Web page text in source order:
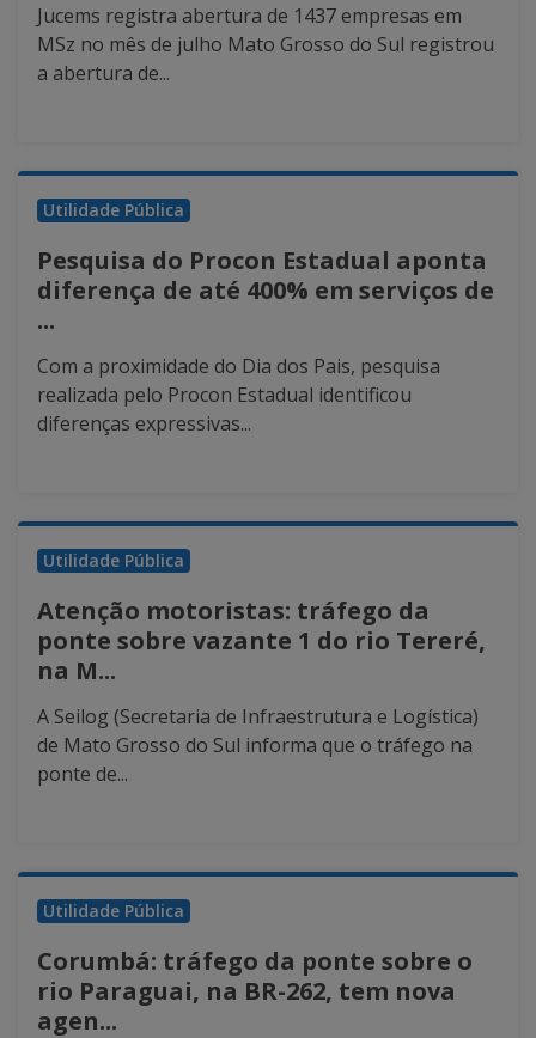
Jucems registra abertura de 1437 empresas em
MSz no mês de julho Mato Grosso do Sul registrou
a abertura de...
Utilidade Pública
Pesquisa do Procon Estadual aponta
diferença de até 400% em serviços de
...
Com a proximidade do Dia dos Pais, pesquisa
realizada pelo Procon Estadual identificou
diferenças expressivas...
Utilidade Pública
Atenção motoristas: tráfego da
ponte sobre vazante 1 do rio Tereré,
na M...
A Seilog (Secretaria de Infraestrutura e Logística)
de Mato Grosso do Sul informa que o tráfego na
ponte de...
Utilidade Pública
Corumbá: tráfego da ponte sobre o
rio Paraguai, na BR-262, tem nova
agen...